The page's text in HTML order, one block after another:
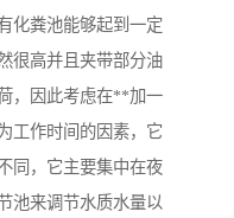
化粪池能够起到一定
很高并且夹带部分油
，因此考虑在**加一
工作时间的因素，它
同，它主要集中在夜
池来调节水质水量以